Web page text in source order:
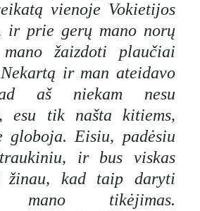
vienoje Vokietijos
ir prie gerų mano norų
mano žaizdoti plaučiai
ir man ateidavo
aš niekam nesu
esu tik našta kitiems,
globoja. Eisiu, padėsiu
ir bus viskas
žinau, kad taip daryti
mano tikėjimas.